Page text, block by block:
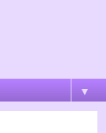
▼